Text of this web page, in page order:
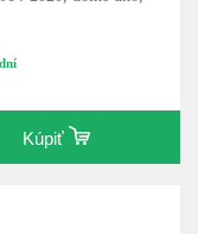
Kúpiť